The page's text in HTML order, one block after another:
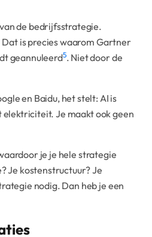
de bedrijfsstrategie.
Dat is precies waarom Gartner
geannuleerd5. Niet door de
en Baidu, het stelt: AI is
Je maakt ook geen
je je hele strategie
Je kostenstructuur? Je
nodig. Dan heb je een